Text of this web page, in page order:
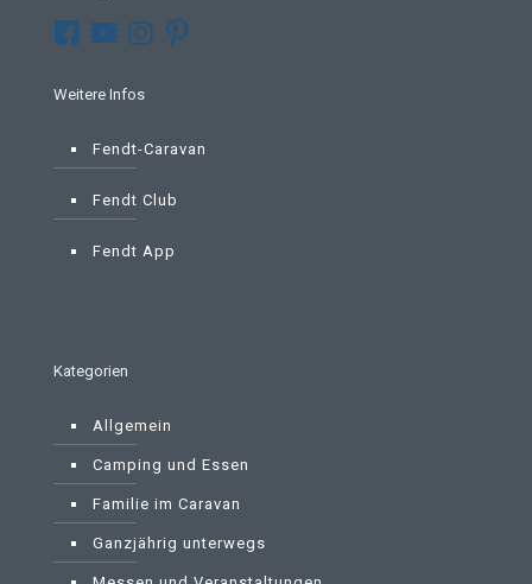
Weitere Infos
Fendt-Caravan
Fendt Club
Fendt App
Kategorien
Allgemein
Camping und Essen
Familie im Caravan
Ganzjährig unterwegs